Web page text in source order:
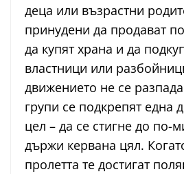
деца или възрастни
принудени да продават
да купят храна и да
властници или
движението не се
групи се подкрепят една
цел – да се стигне до по-
държи кервана цял.
пролетта те достигат